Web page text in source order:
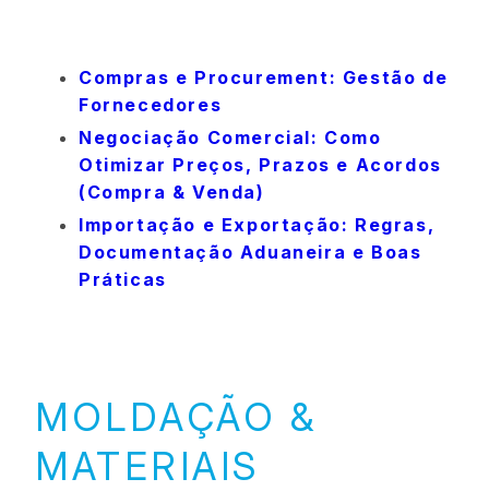
Compras e Procurement: Gestão de
Fornecedores
Negociação Comercial: Como
Otimizar Preços, Prazos e Acordos
(Compra & Venda)
Importação e Exportação: Regras,
Documentação Aduaneira e Boas
Práticas
MOLDAÇÃO &
MATERIAIS